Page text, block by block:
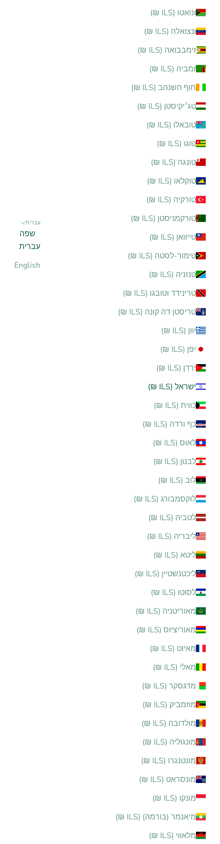
ונואטו (ILS ₪)
ונצואלה (ILS ₪)
זימבבואה (ILS ₪)
זמביה (ILS ₪)
חוף השנהב (ILS ₪)
טג׳יקיסטן (ILS ₪)
טובאלו (ILS ₪)
טוגו (ILS ₪)
טונגה (ILS ₪)
טוקלאו (ILS ₪)
טורקיה (ILS ₪)
טורקמניסטן (ILS ₪)
טייוואן (ILS ₪)
טימור-לסטה (ILS ₪)
טנזניה (ILS ₪)
טרינידד וטובגו (ILS ₪)
טריסטן דה קונה (ILS ₪)
יוון (ILS ₪)
יפן (ILS ₪)
ירדן (ILS ₪)
ישראל (ILS ₪)
כווית (ILS ₪)
כף ורדה (ILS ₪)
לאוס (ILS ₪)
לבנון (ILS ₪)
לוב (ILS ₪)
לוקסמבורג (ILS ₪)
לטביה (ILS ₪)
ליבריה (ILS ₪)
ליטא (ILS ₪)
ליכטנשטיין (ILS ₪)
לסוטו (ILS ₪)
מאוריטניה (ILS ₪)
מאוריציוס (ILS ₪)
מאיוט (ILS ₪)
מאלי (ILS ₪)
מדגסקר (ILS ₪)
מוזמביק (ILS ₪)
מולדובה (ILS ₪)
מונגוליה (ILS ₪)
מונטנגרו (ILS ₪)
מונסראט (ILS ₪)
מונקו (ILS ₪)
מיאנמר (בורמה) (ILS ₪)
מלאווי (ILS ₪)
עברית
שפה
עברית
English